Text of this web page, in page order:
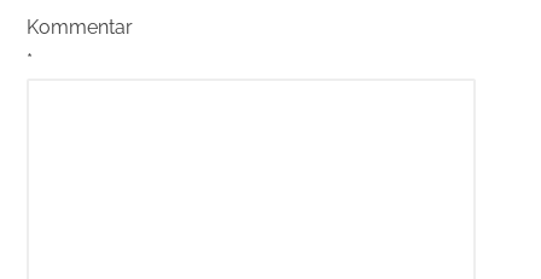
Kommentar
*